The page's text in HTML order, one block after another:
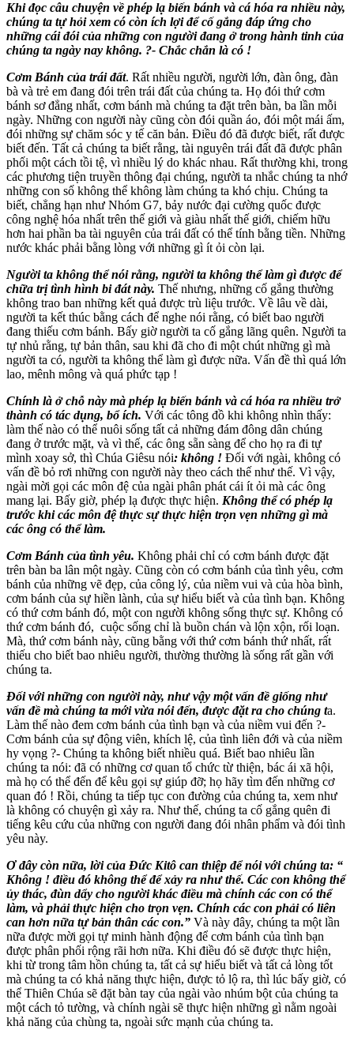
Khi đọc câu chuyện về phép lạ biến bánh và cá hóa ra nhiều này,
chúng ta tự hỏi xem có còn ích lợi để cố gắng đáp ứng cho
những cái đói của những con người đang ở trong hành tinh của
chúng ta ngày nay không. ?- Chắc chắn là có !
Cơm Bánh của trái đất. Rất nhiều người, người lớn, đàn ông, đàn
bà và trẻ em đang đói trên trái đất của chúng ta. Họ đói thứ cơm
bánh sơ đẳng nhất, cơm bánh mà chúng ta đặt trên bàn, ba lần mỗi
ngày. Những con người này cũng còn đói quần áo, đói một mái ấm,
đói những sự chăm sóc y tế căn bản. Điều đó đã được biết, rất được
biết đến. Tất cả chúng ta biết rằng, tài nguyên trái đất đã được phân
phối một cách tồi tệ, vì nhiều lý do khác nhau. Rất thường khi, trong
các phương tiện truyền thông đại chúng, người ta nhắc chúng ta nhớ
những con số không thể không làm chúng ta khó chịu. Chúng ta
biết, chẳng hạn như Nhóm G7, bảy nước đại cường quốc được
công nghệ hóa nhất trên thế giới và giàu nhất thế giới, chiếm hữu
hơn hai phần ba tài nguyên của trái đất có thể tính bằng tiền. Những
nước khác phải bằng lòng với những gì ít ỏi còn lại.
Người ta không thể nói rằng, người ta không thể làm gì được để
chữa trị tình hình bi đát này. Thế nhưng, những cố gắng thường
không trao ban những kết quả được trù liệu trước. Về lâu về dài,
người ta kết thúc bằng cách để nghe nói rằng, có biết bao người
đang thiếu cơm bánh. Bấy giờ người ta cố gắng lãng quên. Người ta
tự nhủ rằng, tự bản thân, sau khi đã cho đi một chút những gì mà
người ta có, người ta không thể làm gì được nữa. Vấn đề thì quá lớn
lao, mênh mông và quá phức tạp !
Chính là ở chỗ này mà phép lạ biến bánh và cá hóa ra nhiều trở
thành có tác dụng, bổ ích. Với các tông đồ khi không nhìn thấy:
làm thế nào có thể nuôi sống tất cả những đám đông dân chúng
đang ở trước mặt, và vì thế, các ông sẵn sàng để cho họ ra đi tự
mình xoay sở, thì Chúa Giêsu nói: không ! Đối với ngài, không có
vấn đề bỏ rơi những con người này theo cách thế như thế. Vì vậy,
ngài mời gọi các môn đệ của ngài phân phát cái ít ỏi mà các ông
mang lại. Bấy giờ, phép lạ được thực hiện. Không thể có phép lạ
trước khi các môn đệ thực sự thực hiện trọn vẹn những gì mà
các ông có thể làm.
Cơm Bánh của tình yêu. Không phải chỉ có cơm bánh được đặt
trên bàn ba lân một ngày. Cũng còn có cơm bánh của tình yêu, cơm
bánh của những vẽ đẹp, của công lý, của niềm vui và của hòa bình,
cơm bánh của sự hiền lành, của sự hiểu biết và của tình bạn. Không
có thứ cơm bánh đó, một con người không sống thực sự. Không có
thứ cơm bánh đó, cuộc sống chỉ là buồn chán và lộn xộn, rối loạn.
Mà, thứ cơm bánh này, cũng bằng với thứ cơm bánh thứ nhất, rất
thiếu cho biết bao nhiêu người, thường thường là sống rất gần với
chúng ta.
Đối với những con người này, như vậy một vấn đề giống như
vấn đề mà chúng ta mới vừa nói đến, được đặt ra cho chúng ta.
Làm thế nào đem cơm bánh của tình bạn và của niềm vui đến ?-
Cơm bánh của sự động viên, khích lệ, của tình liên đới và của niềm
hy vọng ?- Chúng ta không biết nhiều quá. Biết bao nhiêu lần
chúng ta nói: đã có những cơ quan tổ chức từ thiện, bác ái xã hội,
mà họ có thể đến để kêu gọi sự giúp đỡ; họ hãy tìm đến những cơ
quan đó ! Rồi, chúng ta tiếp tục con đường của chúng ta, xem như
là không có chuyện gì xảy ra. Như thế, chúng ta cố gắng quên đi
tiếng kêu cứu của những con người đang đói nhân phẩm và đói tình
yêu này.
Ơ đây còn nữa, lời của Đức Kitô can thiệp để nói với chúng ta: “
Không ! điều đó không thể để xảy ra như thế. Các con không thể
ủy thác, đùn dẩy cho người khác điều mà chính các con có thể
làm, và phải thực hiện cho trọn vẹn. Chính các con phải có liên
can hơn nữa tự bản thân các con.” Và này đây, chúng ta một lần
nữa được mời gọi tự minh hành động để cơm bánh của tình bạn
được phân phối rộng rãi hơn nữa. Khi điều đó sẽ được thực hiện,
khi từ trong tâm hồn chúng ta, tất cả sự hiểu biết và tất cả lòng tốt
mà chúng ta có khả năng thực hiện, được tỏ lộ ra, thì lúc bấy giờ, có
thể Thiên Chúa sẽ đặt bàn tay của ngài vào nhúm bột của chúng ta
một cách tỏ tường, và chính ngài sẽ thực hiện những gì nằm ngoài
khả năng của chùng ta, ngoài sức mạnh của chúng ta.